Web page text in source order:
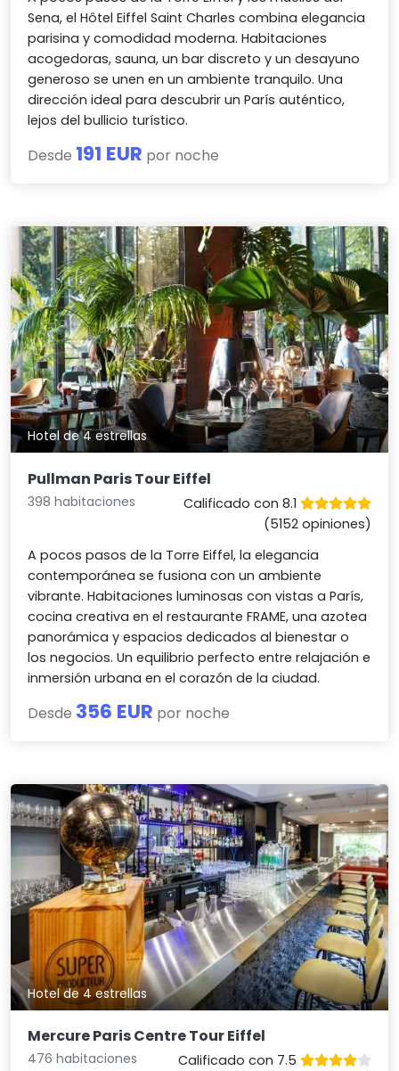
Sena, el Hôtel Eiffel Saint Charles combina elegancia
parisina y comodidad moderna. Habitaciones
acogedoras, sauna, un bar discreto y un desayuno
generoso se unen en un ambiente tranquilo. Una
dirección ideal para descubrir un París auténtico,
lejos del bullicio turístico.
Desde 191 EUR por noche
Hotel de 4 estrellas
Pullman Paris Tour Eiffel
398 habitaciones
Calificado con 8.1
(5152 opiniones)
A pocos pasos de la Torre Eiffel, la elegancia
contemporánea se fusiona con un ambiente
vibrante. Habitaciones luminosas con vistas a París,
cocina creativa en el restaurante FRAME, una azotea
panorámica y espacios dedicados al bienestar o
los negocios. Un equilibrio perfecto entre relajación e
inmersión urbana en el corazón de la ciudad.
Desde 356 EUR por noche
Hotel de 4 estrellas
Mercure Paris Centre Tour Eiffel
476 habitaciones
Calificado con 7.5